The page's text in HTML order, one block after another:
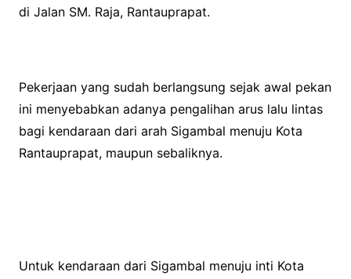
di Jalan SM. Raja, Rantauprapat.
Pekerjaan yang sudah berlangsung sejak awal pekan
ini menyebabkan adanya pengalihan arus lalu lintas
bagi kendaraan dari arah Sigambal menuju Kota
Rantauprapat, maupun sebaliknya.
Untuk kendaraan dari Sigambal menuju inti Kota